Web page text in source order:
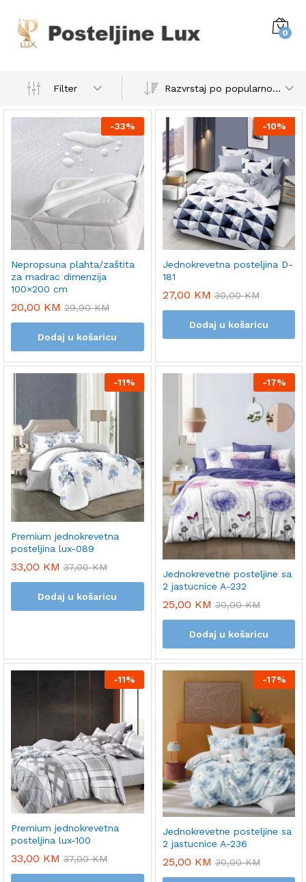
0
Filter Razvrstaj po popularnosti
-33%
Nepropsuna plahta/zaštita
za madrac dimenzija
100×200 cm
20,00 KM 29,90KM
Dodaj u košaricu
-10%
Jednokrevetna posteljina D-
181
27,00 KM 30,00KM
Dodaj u košaricu
-11%
Premium jednokrevetna
posteljina lux-089
33,00 KM 37,00KM
Dodaj u košaricu
-17%
Jednokrevetne posteljine sa
2 jastucnice A-232
25,00 KM 30,00KM
Dodaj u košaricu
-11%
Premium jednokrevetna
posteljina lux-100
33,00 KM 37,00KM
-17%
Jednokrevetne posteljine sa
2 jastucnice A-236
25,00 KM 30,00KM